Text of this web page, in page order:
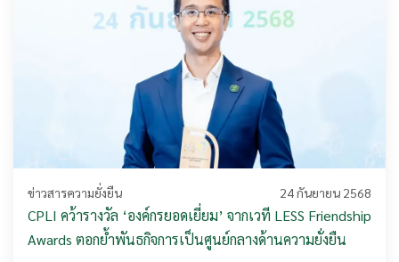
ข่าวสารความยั่งยืน 24 กันยายน 2568
CPLI คว้ารางวัล ‘องค์กรยอดเยี่ยม’ จากเวที LESS Friendship
Awards ตอกย้ำพันธกิจการเป็นศูนย์กลางด้านความยั่งยืน